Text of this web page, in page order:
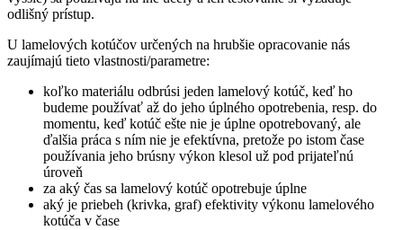
odlišný prístup.
U lamelových kotúčov určených na hrubšie opracovanie nás
zaujímajú tieto vlastnosti/parametre:
koľko materiálu odbrúsi jeden lamelový kotúč, keď ho
budeme používať až do jeho úplného opotrebenia, resp. do
momentu, keď kotúč ešte nie je úplne opotrebovaný, ale
ďalšia práca s ním nie je efektívna, pretože po istom čase
používania jeho brúsny výkon klesol už pod prijateľnú
úroveň
za aký čas sa lamelový kotúč opotrebuje úplne
aký je priebeh (krivka, graf) efektivity výkonu lamelového
kotúča v čase